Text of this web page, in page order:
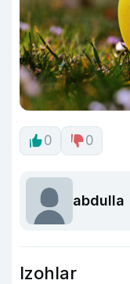
0 0
abdulla
Izohlar